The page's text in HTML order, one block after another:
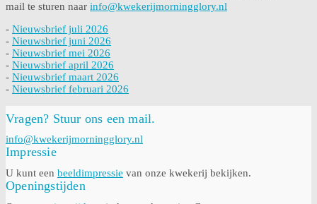
mail te sturen naar info@kwekerijmorningglory.nl
- Nieuwsbrief juli 2026
- Nieuwsbrief juni 2026
- Nieuwsbrief mei 2026
- Nieuwsbrief april 2026
- Nieuwsbrief maart 2026
- Nieuwsbrief februari 2026
Vragen? Stuur ons een mail.
info@kwekerijmorningglory.nl
Impressie
U kunt een beeldimpressie van onze kwekerij bekijken.
Openingstijden